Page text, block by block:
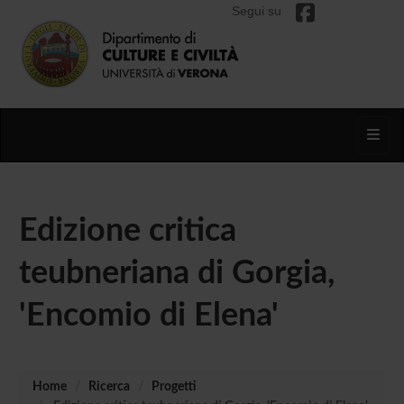
Segui su
Edizione critica
teubneriana di Gorgia,
'Encomio di Elena'
Home Ricerca
Progetti